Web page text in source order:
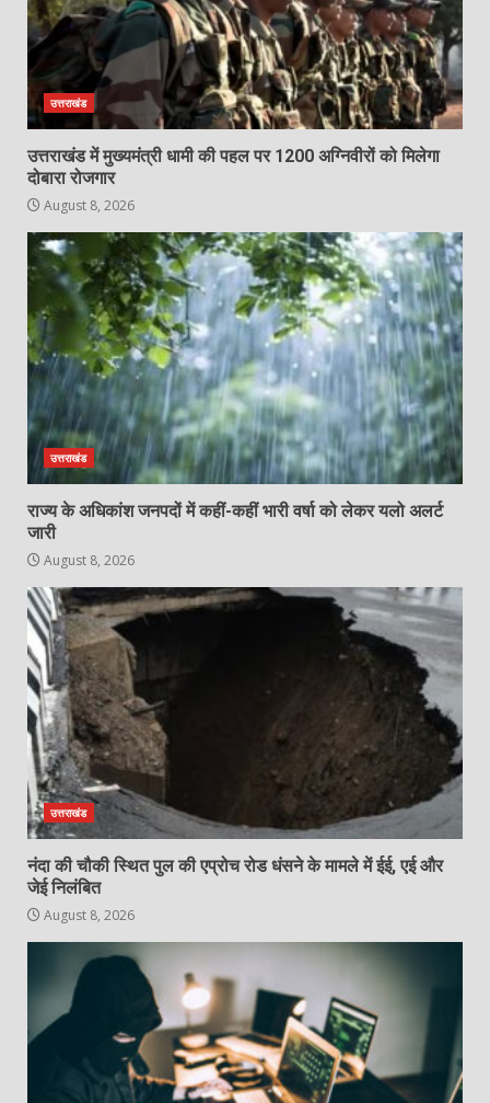
उत्तराखंड
उत्तराखंड में मुख्यमंत्री धामी की पहल पर 1200 अग्निवीरों को मिलेगा
दोबारा रोजगार
August 8, 2026
उत्तराखंड
राज्य के अधिकांश जनपदों में कहीं-कहीं भारी वर्षा को लेकर यलो अलर्ट
जारी
August 8, 2026
उत्तराखंड
नंदा की चौकी स्थित पुल की एप्रोच रोड धंसने के मामले में ईई, एई और
जेई निलंबित
August 8, 2026